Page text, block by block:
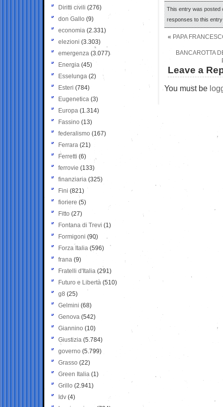
This entry was posted
responses to this
« PAPA
BANCAROTTA
Leave a
You must be
Diritti civili (276)
don Gallo (9)
economia (2.331)
elezioni (3.303)
emergenza (3.077)
Energia (45)
Esselunga (2)
Esteri (784)
Eugenetica (3)
Europa (1.314)
Fassino (13)
federalismo (167)
Ferrara (21)
Ferretti (6)
ferrovie (133)
finanziaria (325)
Fini (821)
fioriere (5)
Fitto (27)
Fontana di Trevi (1)
Formigoni (90)
Forza Italia (596)
frana (9)
Fratelli d'Italia (291)
Futuro e Libertà (510)
g8 (25)
Gelmini (68)
Genova (542)
Giannino (10)
Giustizia (5.784)
governo (5.799)
Grasso (22)
Green Italia (1)
Grillo (2.941)
Idv (4)